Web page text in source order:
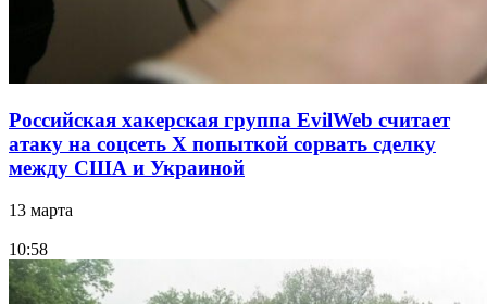
Российская хакерская группа EvilWeb считает
атаку на соцсеть Х попыткой сорвать сделку
между США и Украиной
13 марта
10:58